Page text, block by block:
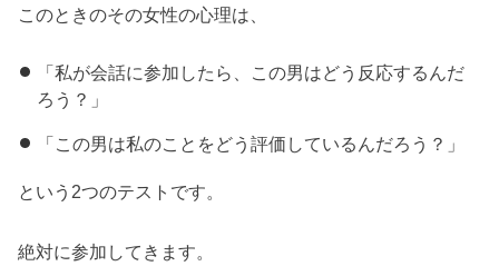
このときのその女性の心理は、
「私が会話に参加したら、この男はどう反応するんだ
ろう？」
「この男は私のことをどう評価しているんだろう？」
という2つのテストです。
絶対に参加してきます。